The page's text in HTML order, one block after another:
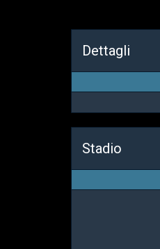
Dettagli
Stadio